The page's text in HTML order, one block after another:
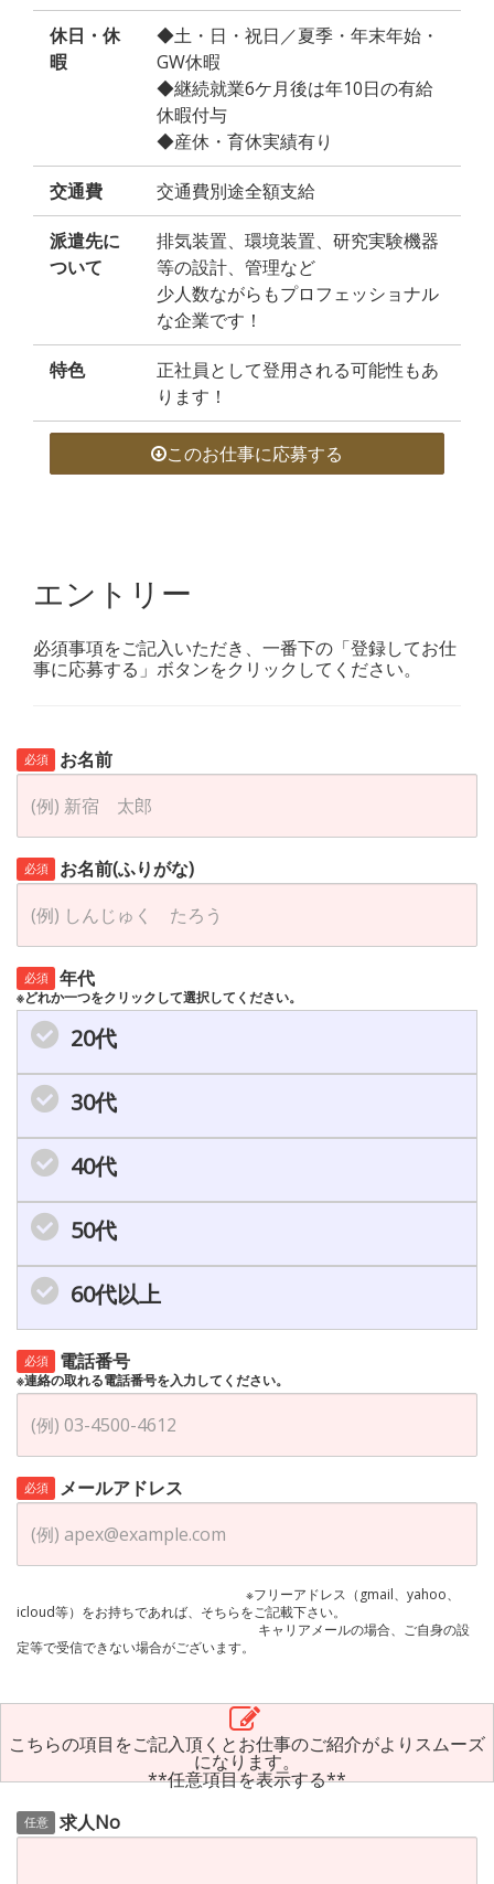
休日・休
暇
◆土・日・祝日／夏季・年末年始・
GW休暇
◆継続就業6ケ月後は年10日の有給
休暇付与
◆産休・育休実績有り
交通費 交通費別途全額支給
派遣先に
ついて
排気装置、環境装置、研究実験機器
等の設計、管理など
少人数ながらもプロフェッショナル
な企業です！
特色
正社員として登用される可能性もあ
ります！
このお仕事に応募する
エントリー
必須事項をご記入いただき、一番下の「登録してお仕
事に応募する」ボタンをクリックしてください。
必須 お名前
必須 お名前(ふりがな)
必須 年代
※どれか一つをクリックして選択してください。
20代
30代
40代
50代
60代以上
必須 電話番号
※連絡の取れる電話番号を入力してください。
必須 メールアドレス
※フリーアドレス（gmail、yahoo、
icloud等）をお持ちであれば、そちらをご記載下さい。
キャリアメールの場合、ご自身の設
定等で受信できない場合がございます。
こちらの項目をご記入頂くとお仕事のご紹介がよりスムーズ
になります。
**任意項目を表示する**
任意 求人No